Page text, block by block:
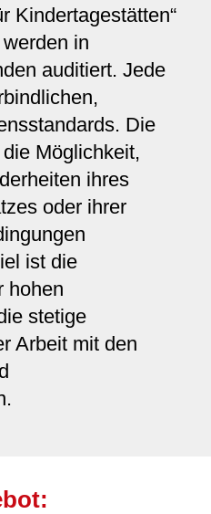
Kindertagestätten“
in
auditiert. Jede
Die
Möglichkeit,
ihres
oder ihrer
ist die
hohen
stetige
Arbeit mit den